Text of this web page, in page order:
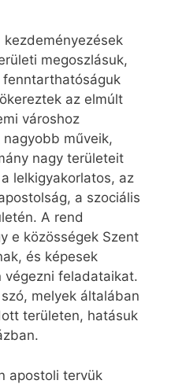
megoszlásuk,
az elmúlt
városhoz
műveik,
nagy területeit
lelkigyakorlatos, az
a szociális
A rend
e közösségek Szent
és képesek
feladataikat.
melyek általában
területen, hatásuk
apostoli tervük